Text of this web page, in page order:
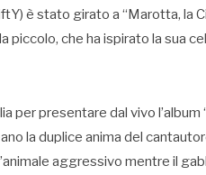
è stato girato a “Marotta, la
piccolo, che ha ispirato la sua
per presentare dal vivo l’album
la duplice anima del
aggressivo mentre il